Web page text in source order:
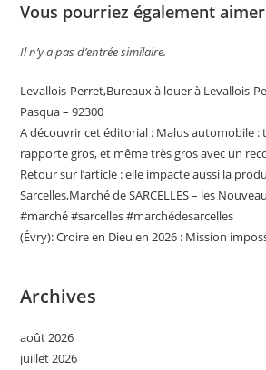
Vous pourriez également aimer
Il n’y a pas d’entrée similaire.
Levallois-Perret,Bureaux à louer à Levallois-
Pasqua – 92300
A découvrir cet éditorial : Malus automobile :
rapporte gros, et même très gros avec un
Retour sur l’article : elle impacte aussi la
Sarcelles,Marché de SARCELLES – les
#marché #sarcelles #marchédesarcelles
(Évry): Croire en Dieu en 2026 : Mission
Archives
août 2026
juillet 2026